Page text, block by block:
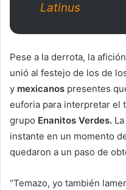
Latinus
Pese a la derrota, la
unió al festejo de los de
y mexicanos presentes
euforia para interpretar el
grupo Enanitos Verdes.
instante en un momento
quedaron a un paso de
“Temazo, yo también